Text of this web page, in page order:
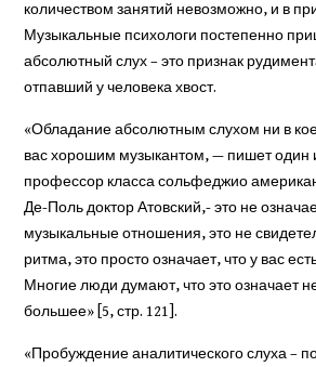
количеством занятий невозможно, и в
Музыкальные психологи постепенно
абсолютный слух – это признак
отпавший у человека хвост.
«Обладание абсолютным слухом ни в
вас хорошим музыкантом, — пишет один
профессор класса сольфеджио
Де-Поль доктор Атовский,- это не
музыкальные отношения, это не
ритма, это просто означает, что у вас
Многие люди думают, что это означает
большее» [5, стр. 121].
«Пробуждение аналитического слуха –